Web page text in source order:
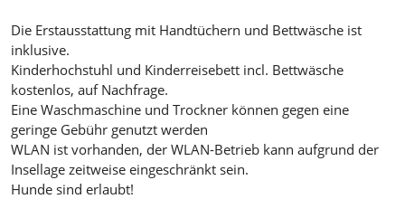
Die Erstausstattung mit Handtüchern und Bettwäsche ist
inklusive.
Kinderhochstuhl und Kinderreisebett incl. Bettwäsche
kostenlos, auf Nachfrage.
Eine Waschmaschine und Trockner können gegen eine
geringe Gebühr genutzt werden
WLAN ist vorhanden, der WLAN-Betrieb kann aufgrund der
Insellage zeitweise eingeschränkt sein.
Hunde sind erlaubt!